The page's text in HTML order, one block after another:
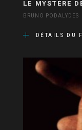
LE MYSTÈRE
BRUNO PODALYDES
DÉTAILS DU